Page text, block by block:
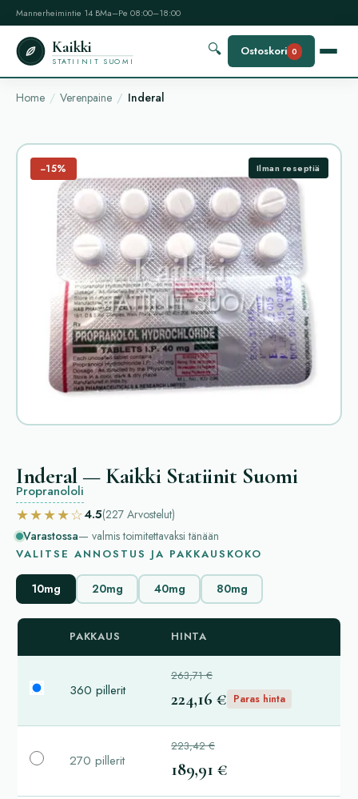
Mannerheimintie 14 BMa–Pe 08:00–18:00
Kaikki
STATIINIT SUOMI
🔍 Ostoskori 0
Home Verenpaine Inderal
−15% Ilman reseptiä
Inderal — Kaikki Statiinit Suomi
Propranololi
★★★★☆4.5(227 Arvostelut)
Varastossa— valmis toimitettavaksi tänään
VALITSE ANNOSTUS JA PAKKAUSKOKO
10mg 20mg 40mg 80mg
PAKKAUS HINTA
360 pillerit
263,71 €
224,16 € Paras hinta
270 pillerit
223,42 €
189,91 €